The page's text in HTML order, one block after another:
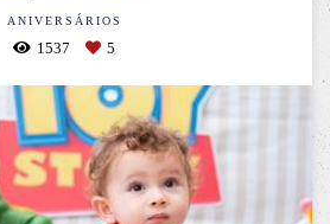
ANIVERSÁRIOS
1537 5